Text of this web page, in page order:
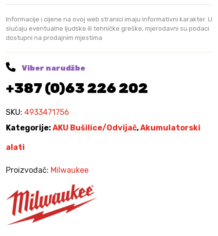
n
i
o
d
v
i
a
M
l
w
u
1
Informacije i cijene na ovoj web stranici imaju informativni karakter. U
slučaju eventualne ljudske ili tehničke greške, mjerodavni su podaci
dostupni na prodajnim mjestima
Viber narudžbe
+387 (0)63 226 202
SKU: 4933471756
Kategorije: AKU Bušilice/Odvijač,Akumulatorski
alati
Proizvođač: Milwaukee